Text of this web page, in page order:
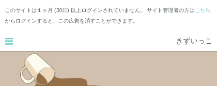
このサイトは１ヶ月 (30日) 以上ログインされていません。 サイト管理者の方は こちら
からログインすると、この広告を消すことができます。
きずいっこ